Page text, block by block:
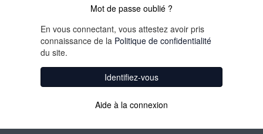
Mot de passe oublié ?
En vous connectant, vous attestez avoir pris
connaissance de la Politique de confidentialité
du site.
Identifiez-vous
Aide à la connexion